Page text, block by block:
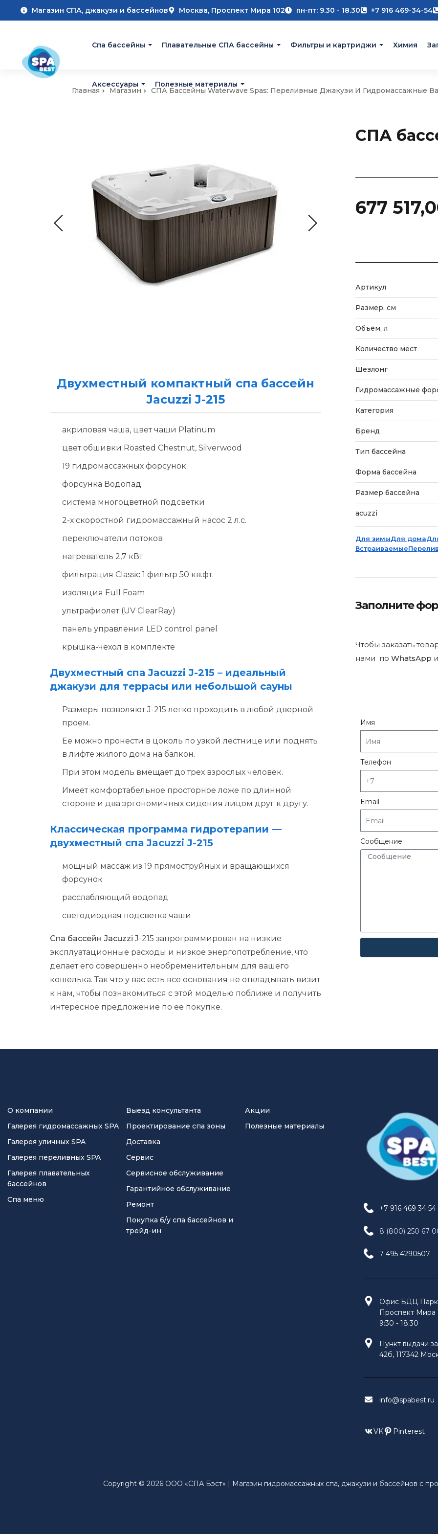
Магазин СПА, джакузи и бассейнов Москва, Проспект Мира 102 пн-пт: 9.30 - 18.30 +7 916 469-34-54
Cпа бассейны Плавательные СПА бассейны Фильтры и картриджи Химия
Аксессуары Полезные материалы
Главная Магазин СПА Бассейны Waterwave Spas: Переливные Джакузи И Гидромассажные
Двухместный компактный спа бассейн
Jacuzzi J-215
акриловая чаша, цвет чаши Platinum
цвет обшивки Roasted Chestnut, Silverwood
19 гидромассажных форсунок
форсунка Водопад
система многоцветной подсветки
2-х скоростной гидромассажный насос 2 л.с.
переключатели потоков
нагреватель 2,7 кВт
фильтрация Classic 1 фильтр 50 кв.фт.
изоляция Full Foam
ультрафиолет (UV ClearRay)
панель управления LED control panel
крышка-чехол в комплекте
Двухместный спа Jacuzzi J-215 – идеальный
джакузи для террасы или небольшой сауны
Размеры позволяют J-215 легко проходить в любой дверной
проем.
Ее можно пронести в цоколь по узкой лестнице или поднять
в лифте жилого дома на балкон.
При этом модель вмещает до трех взрослых человек.
Имеет комфортабельное просторное ложе по длинной
стороне и два эргономичных сидения лицом друг к другу.
Классическая программа гидротерапии —
двухместный спа Jacuzzi J-215
мощный массаж из 19 прямоструйных и вращающихся
форсунок
расслабляющий водопад
светодиодная подсветка чаши
Спа бассейн Jacuzzi J-215 запрограммирован на низкие
эксплуатационные расходы и низкое энергопотребление, что
делает его совершенно необременительным для вашего
кошелька. Так что у вас есть все основания не откладывать визит
к нам, чтобы познакомиться с этой моделью поближе и получить
интересное предложение по ее покупке.
СПА
677
Артикул
Размер, см
Объём, л
Количество мест
Шезлонг
Гидромассажные
Категория
Бренд
Тип бассейна
Форма бассейна
Размер бассейна
acuzzi
Для зимыДля дома
Встраиваемые
Заполните
Чтобы заказать
нами по WhatsApp
Имя
Телефон
Email
Сообщение
О компании
Галерея гидромассажных SPA
Галерея уличных SPA
Галерея переливных SPA
Галерея плавательных
бассейнов
Спа меню
Выезд консультанта
Проектирование спа зоны
Доставка
Сервис
Сервисное обслуживание
Гарантийное обслуживание
Ремонт
Покупка б/у спа бассейнов и
трейд-ин
Акции
Полезные материалы
+7 916 469 34 54
8 (800) 250 67
7 495 4290507
Офис БДЦ Парк
Проспект Мира
9:30 - 18:30
Пункт выдачи
42б, 117342
info@spabest.ru
VK Pinterest
Copyright © 2026 ООО «СПА Бэст» | Магазин гидромассажных спа, джакузи и бассейнов с